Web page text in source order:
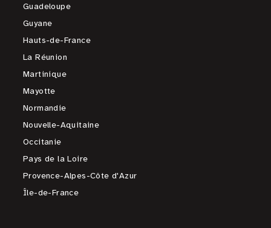
Guadeloupe
Guyane
Hauts-de-France
La Réunion
Martinique
Mayotte
Normandie
Nouvelle-Aquitaine
Occitanie
Pays de la Loire
Provence-Alpes-Côte d'Azur
Île-de-France